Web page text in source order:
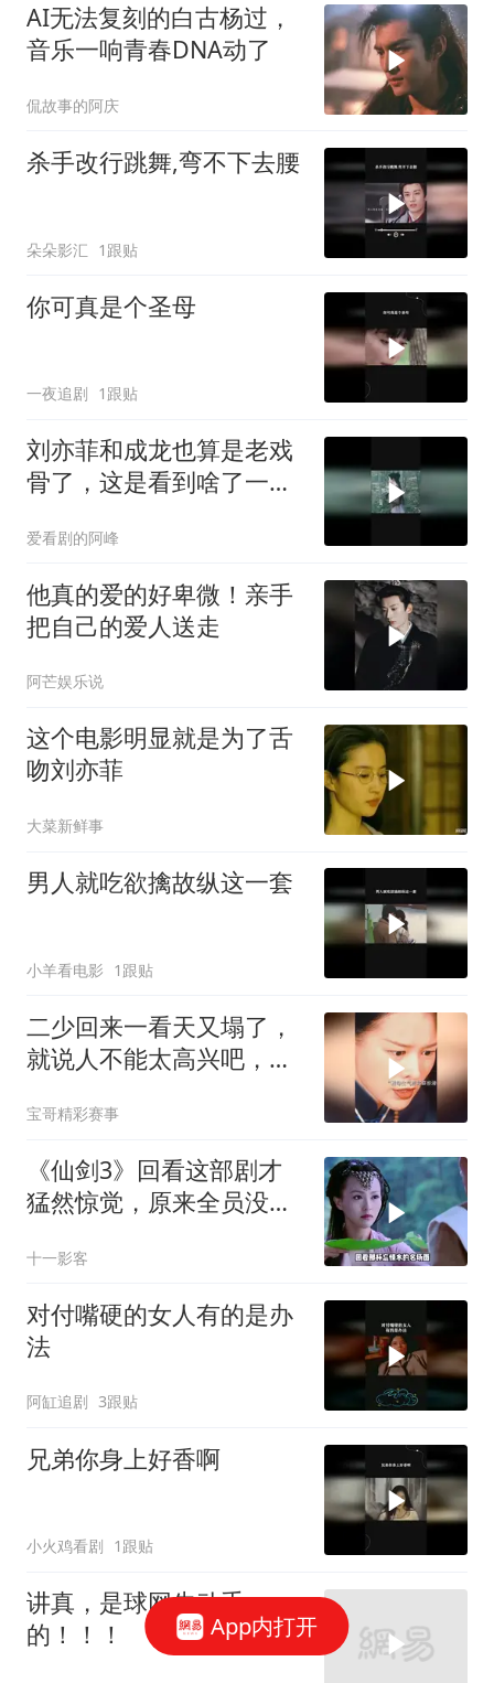
AI无法复刻的白古杨过，
音乐一响青春DNA动了
侃故事的阿庆
杀手改行跳舞,弯不下去腰
朵朵影汇 1跟贴
你可真是个圣母
一夜追剧 1跟贴
刘亦菲和成龙也算是老戏
骨了，这是看到啥了一起
爱看剧的阿峰
他真的爱的好卑微！亲手
把自己的爱人送走
阿芒娱乐说
这个电影明显就是为了舌
吻刘亦菲
大菜新鲜事
男人就吃欲擒故纵这一套
小羊看电影 1跟贴
二少回来一看天又塌了，
就说人不能太高兴吧，这
宝哥精彩赛事
《仙剑3》回看这部剧才
猛然惊觉，原来全员没有
十一影客
对付嘴硬的女人有的是办
法
阿缸追剧 3跟贴
兄弟你身上好香啊
小火鸡看剧 1跟贴
讲真，是球网先动手
的！！！
App内打开